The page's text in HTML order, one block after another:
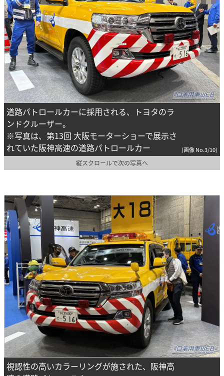
道路パトロールカーに採用される、トヨタのラ
ンドクルーザー。
※写真は、第13回 大阪モーターショーで展示さ
れていた阪神高速の道路パトロールカー
(画像 No.3/10)
縦スクロールで次の写真へ
視認性の高いカラーリングが施された、阪神高